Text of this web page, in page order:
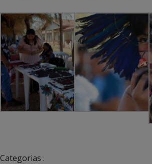
Categorias :